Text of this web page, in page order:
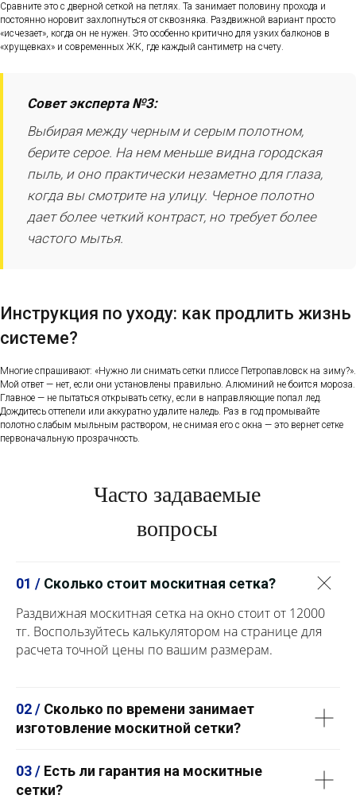
Сравните это с дверной сеткой на петлях. Та занимает половину прохода и
постоянно норовит захлопнуться от сквозняка. Раздвижной вариант просто
«исчезает», когда он не нужен. Это особенно критично для узких балконов в
«хрущевках» и современных ЖК, где каждый сантиметр на счету.
Совет эксперта №3:
Выбирая между черным и серым полотном,
берите серое. На нем меньше видна городская
пыль, и оно практически незаметно для глаза,
когда вы смотрите на улицу. Черное полотно
дает более четкий контраст, но требует более
частого мытья.
Инструкция по уходу: как продлить жизнь
системе?
Многие спрашивают: «Нужно ли снимать сетки плиссе Петропавловск на зиму?».
Мой ответ — нет, если они установлены правильно. Алюминий не боится мороза.
Главное — не пытаться открывать сетку, если в направляющие попал лед.
Дождитесь оттепели или аккуратно удалите наледь. Раз в год промывайте
полотно слабым мыльным раствором, не снимая его с окна — это вернет сетке
первоначальную прозрачность.
Часто задаваемые
вопросы
01 / Сколько стоит москитная сетка?
Раздвижная москитная сетка на окно стоит от 12000
тг. Воспользуйтесь калькулятором на странице для
расчета точной цены по вашим размерам.
02 / Сколько по времени занимает
изготовление москитной сетки?
03 / Есть ли гарантия на москитные
сетки?